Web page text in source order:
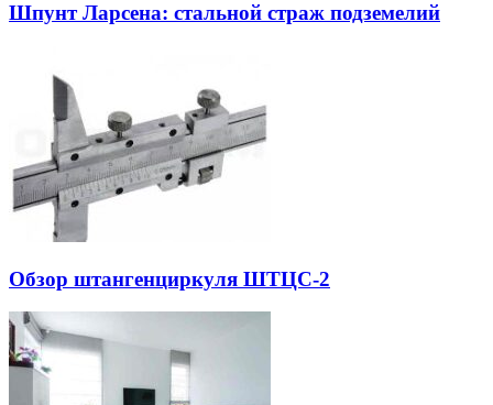
Шпунт Ларсена: стальной страж подземелий
Обзор штангенциркуля ШТЦС-2